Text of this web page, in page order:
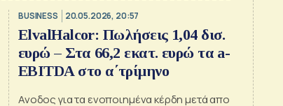
BUSINESS 20.05.2026, 20:57
ElvalHalcor: Πωλήσεις 1,04 δισ.
ευρώ – Στα 66,2 εκατ. ευρώ τα a-
EBITDA στο α΄τρίμηνο
Ανοδος για τα ενοποιημένα κέρδη μετά απο